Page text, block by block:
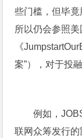
些门槛，但毕竟
所以仍会参照
《
案”），对于投
例如，
联网众筹发行